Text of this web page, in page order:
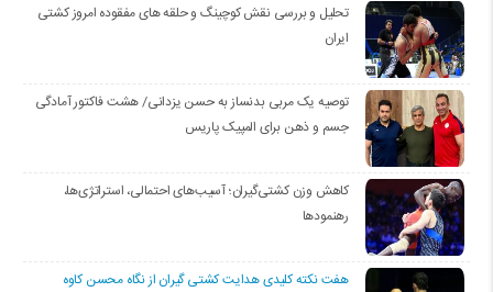
تحلیل و بررسی نقش کوچینگ و حلقه های مفقوده امروز کشتی
ایران
توصیه یک مربی بدنساز به حسن یزدانی/ هشت فاکتور آمادگی
جسم و ذهن برای المپیک پاریس
کاهش وزن کشتی‌گیران؛ آسیب‌های احتمالی، استراتژی‌ها،
رهنمودها
هفت نکته کلیدی هدایت کشتی گیران از نگاه محسن کاوه